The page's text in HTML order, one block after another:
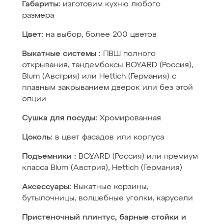
Габариты: изготовим кухню любого
размера
Цвет: на выбор, более 200 цветов
Выкатные системы :
ПВШ полного
открывания, тандембоксы BOYARD (Россия),
Blum (Австрия) или Hettich (Германия) с
плавным закрыванием дверок или без этой
опции
Сушка для посуды: Хромированная
Цоколь: в цвет фасадов или корпуса
Подъемники : BOYARD (Россия) или премиум
класса Blum (Австрия), Hettich (Германия)
Аксессуары: Выкатные корзины,
бутылочницы, волшебные уголки, карусели
Пристеночный плинтус, барные стойки и